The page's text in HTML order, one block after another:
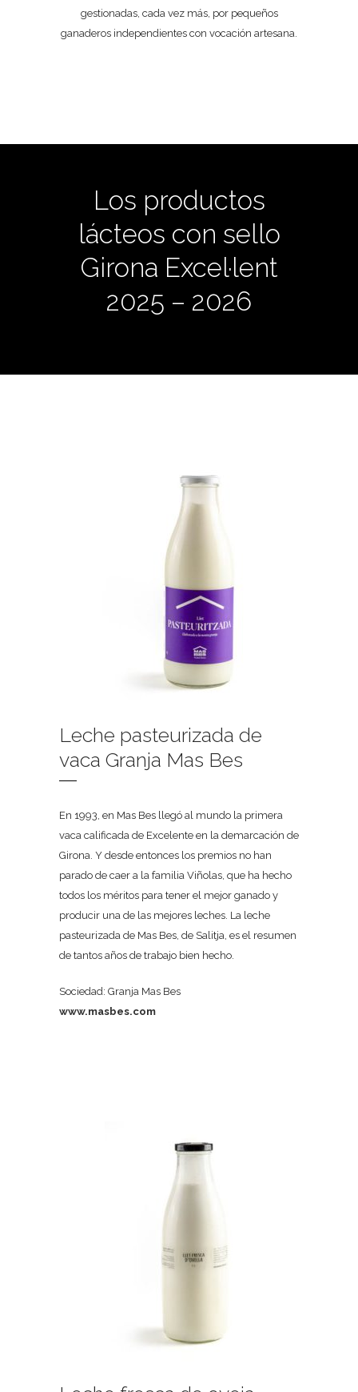
gestionadas, cada vez más, por pequeños
ganaderos independientes con vocación artesana.
Los productos
lácteos con sello
Girona Excel·lent
2025 – 2026
Leche pasteurizada de
vaca Granja Mas Bes
En 1993, en Mas Bes llegó al mundo la primera
vaca calificada de Excelente en la demarcación de
Girona. Y desde entonces los premios no han
parado de caer a la familia Viñolas, que ha hecho
todos los méritos para tener el mejor ganado y
producir una de las mejores leches. La leche
pasteurizada de Mas Bes, de Salitja, es el resumen
de tantos años de trabajo bien hecho.
Sociedad: Granja Mas Bes
www.masbes.com